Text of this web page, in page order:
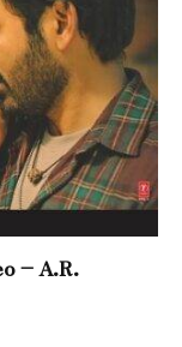
– A.R.